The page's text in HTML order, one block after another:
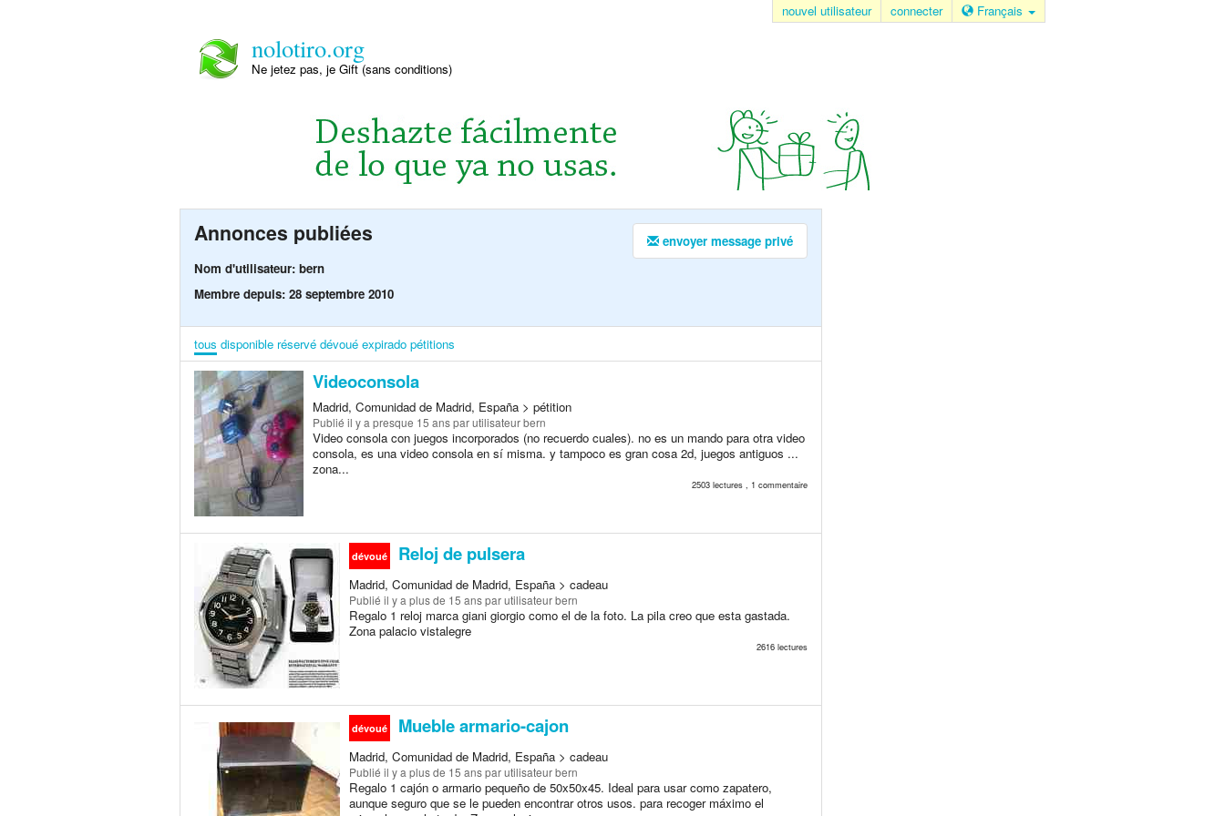
nouvel utilisateur connecter Français
nolotiro.org
Ne jetez pas, je Gift (sans conditions)
envoyer message privé
Annonces publiées
Nom d'utilisateur: bern
Membre depuis: 28 septembre 2010
tous disponible réservé dévoué expirado pétitions
Videoconsola
Madrid, Comunidad de Madrid, España > pétition
Publié il y a presque 15 anspar utilisateur bern
Video consola con juegos incorporados (no recuerdo cuales). no es un mando para otra video
consola, es una video consola en sí misma. y tampoco es gran cosa 2d, juegos antiguos ...
zona...
2503 lectures , 1 commentaire
dévoué Reloj de pulsera
Madrid, Comunidad de Madrid, España > cadeau
Publié il y a plus de 15 anspar utilisateur bern
Regalo 1 reloj marca giani giorgio como el de la foto. La pila creo que esta gastada.
Zona palacio vistalegre
2616 lectures
dévoué Mueble armario-cajon
Madrid, Comunidad de Madrid, España > cadeau
Publié il y a plus de 15 anspar utilisateur bern
Regalo 1 cajón o armario pequeño de 50x50x45. Ideal para usar como zapatero,
aunque seguro que se le pueden encontrar otros usos. para recoger máximo el